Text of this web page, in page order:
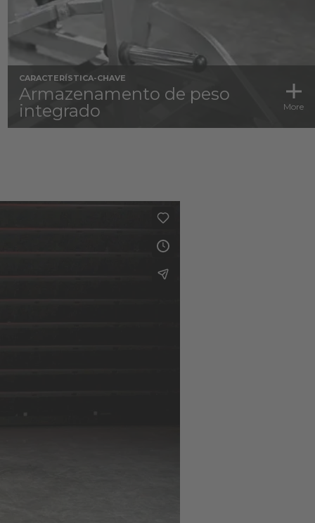
CARACTERÍSTICA-CHAVE
Armazenamento de peso
integrado
More